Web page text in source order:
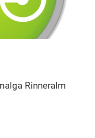
Rinneralm